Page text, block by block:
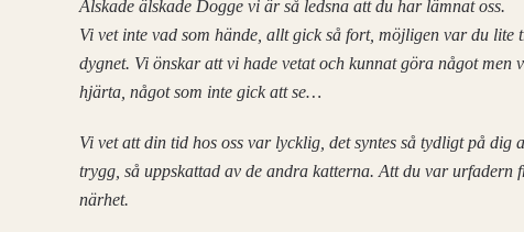
Älskade älskade Dogge vi är så ledsna att du har lämnat oss.
Vi vet inte vad som hände, allt gick så fort, möjligen var du
dygnet. Vi önskar att vi hade vetat och kunnat göra något
hjärta, något som inte gick att se…
Vi vet att din tid hos oss var lycklig, det syntes så tydligt på
trygg, så uppskattad av de andra katterna. Att du var
närhet.